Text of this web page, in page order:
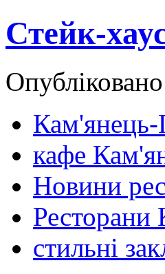
Стейк-
Кам'янець-
кафе
Новини
Ресторани
стильні